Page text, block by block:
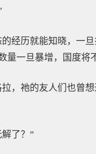
经历就能知晓，一
量一旦暴增，国度
，祂的友人们也曾
了？”